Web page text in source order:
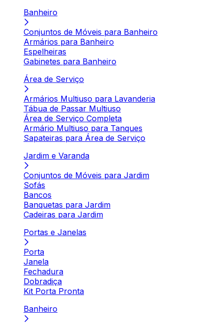
Banheiro
Conjuntos de Móveis para Banheiro
Armários para Banheiro
Espelheiras
Gabinetes para Banheiro
Área de Serviço
Armários Multiuso para Lavanderia
Tábua de Passar Multiuso
Área de Serviço Completa
Armário Multiuso para Tanques
Sapateiras para Área de Serviço
Jardim e Varanda
Conjuntos de Móveis para Jardim
Sofás
Bancos
Banquetas para Jardim
Cadeiras para Jardim
Portas e Janelas
Porta
Janela
Fechadura
Dobradiça
Kit Porta Pronta
Banheiro